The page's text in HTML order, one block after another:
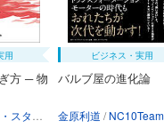
用
方 ─ 物
ビジネス・実用
バルブ屋の進化論
金原利道 NC10Team